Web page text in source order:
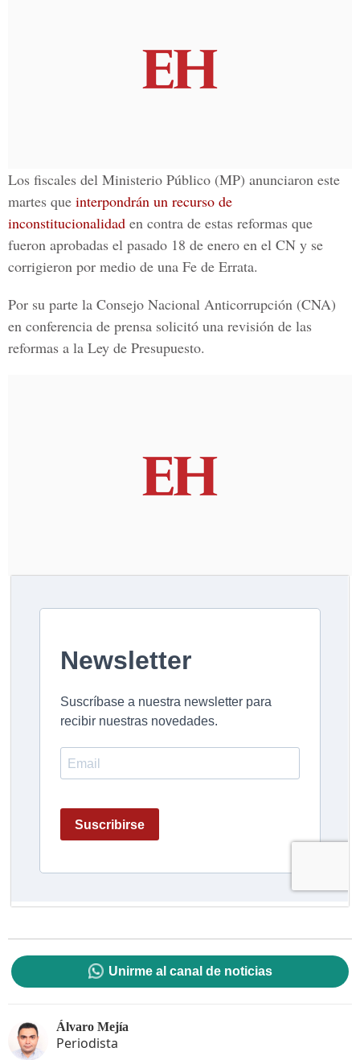
Los fiscales del Ministerio Público (MP) anunciaron este
martes que interpondrán un recurso de
inconstitucionalidad en contra de estas reformas que
fueron aprobadas el pasado 18 de enero en el CN y se
corrigieron por medio de una Fe de Errata.
Por su parte la Consejo Nacional Anticorrupción (CNA)
en conferencia de prensa solicitó una revisión de las
reformas a la Ley de Presupuesto.
Unirme al canal de noticias
Álvaro Mejía
Periodista